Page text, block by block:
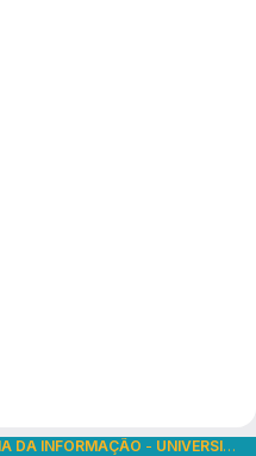
DA INFORMAÇÃO - UNIVERSIDADE DE SÃO PAULO